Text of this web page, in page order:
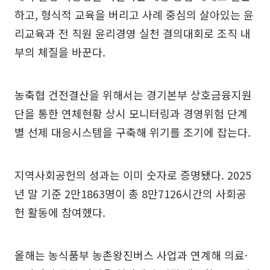
하고, 형식적 교육을 버리고 사례 중심의 살아있는 윤
리교육과 전 직원 윤리경영 실천 결의대회로 조직 내
부의 체질을 바꾼다.
농축협 건전결산을 위해서는 경기본부 상호금융지원
단을 통한 연체현황 상시 모니터링과 경영위험 단계
별 선제 대응시스템을 구축해 위기를 조기에 잡는다.
지역사회공헌의 성과는 이미 숫자로 증명됐다. 2025
년 말 기준 2만1863명이 총 8만7126시간의 사회공
헌 활동에 참여했다.
올해는 농식품부 농촌왕진버스 사업과 연계해 의료·